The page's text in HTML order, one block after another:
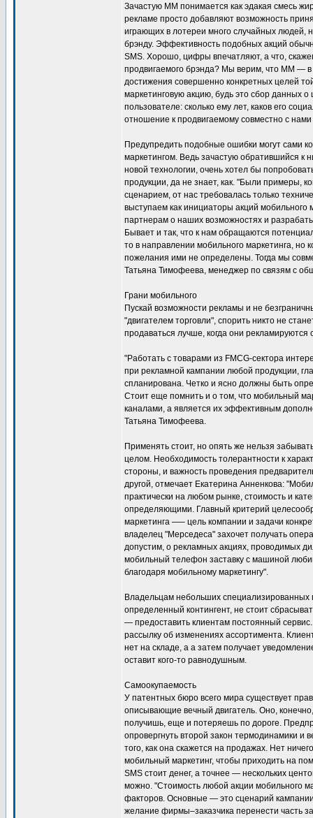
Зачастую ММ понимается как эдакая смесь
рекламе просто добавляют возможность
играющих в лотереи много случайных людей,
брэнду. Эффективность подобных акций
SMS. Хорошо, цифры впечатляют, а что,
продвигаемого брэнда? Мы верим, что ММ — в
достижения совершенно конкретных целей
маркетинговую акцию, будь это сбор данных
пользователе: сколько ему лет, каков его
отношение к продвигаемому совместно с
Предупредить подобные ошибки могут сами
маркетингом. Ведь зачастую обратившийся к
новой технологии, очень хотел бы
продукции, да не знает, как. "Были примеры,
сценарием, от нас требовалась только
выступаем как инициаторы акций мобильного
партнерам о наших возможностях и
Бывает и так, что к нам обращаются
то в направлении мобильного маркетинга, но
пожелания ими не определены. Тогда мы
Татьяна Тимофеева, менеджер по связям с
Грани мобильного
Пускай возможности рекламы и не
"двигателем торговли", спорить никто не
продаваться лучше, когда они
"Работать с товарами из FMCG-сектора
при рекламной кампании любой продукции,
спланирована. Четко и ясно должны быть
Стоит еще помнить и о том, что мобильный
каналами, а является их эффективным
Татьяна Тимофеева.
Применять стоит, но опять же нельзя
целом. Необходимость толерантности к
стороны, и важность проведения
другой, отмечает Екатерина Анненкова:
практически на любом рынке, стоимость и
определяющими. Главный критерий
маркетинга —– цель компании и задачи
владелец "Мерседеса" захочет получать
допустим, о рекламных акциях, проводимых
мобильный телефон заставку с машиной
благодаря мобильному маркетингу".
Владельцам небольших специализированных
определенный контингент, не стоит
— предоставить клиентам постоянный
рассылку об изменениях ассортимента.
нет на складе, а а затем получает
оставит кого-то равнодушным.
Самоокупаемость
У патентных бюро всего мира существует
описывающие вечный двигатель. Оно,
получишь, еще и потеряешь по дороге.
опровергнуть второй закон термодинамики и
того, как она скажется на продажах. Нет
мобильный маркетинг, чтобы приходить на
SMS стоит денег, а точнее — нескольких
можно. "Стоимость любой акции мобильного
факторов. Основные — это сценарий
желание фирмы–заказчика перенести часть